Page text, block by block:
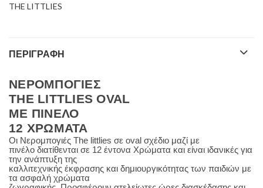
THE LITTLIES
ΠΕΡΙΓΡΑΦΉ
ΝΕΡΟΜΠΟΓΙΕΣ
THE LITTLIES OVAL
ΜΕ ΠΙΝΕΛΟ
12 ΧΡΩΜΑΤΑ
Οι Νερομπογιές The littlies σε oval σχέδιο μαζί με
πινέλο διατίθενται σε 12 έντονα Χρώματα και είναι ιδανικές για
την ανάπτυξη της
καλλιτεχνικής έκφρασης και δημιουργικότητας των παιδιών με
τα ασφαλή χρώματα